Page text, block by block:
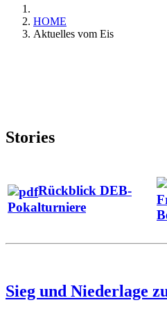
HOME
Aktuelles vom Eis
Stories
Rückblick DEB-
Pokalturniere
Sieg und Niederlage